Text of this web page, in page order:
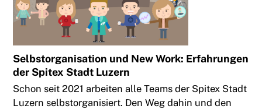
Selbstorganisation und New Work: Erfahrungen
der Spitex Stadt Luzern
Schon seit 2021 arbeiten alle Teams der Spitex Stadt
Luzern selbstorganisiert. Den Weg dahin und den